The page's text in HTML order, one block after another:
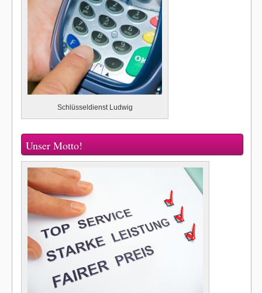
Schlüsseldienst Ludwig
Unser Motto!